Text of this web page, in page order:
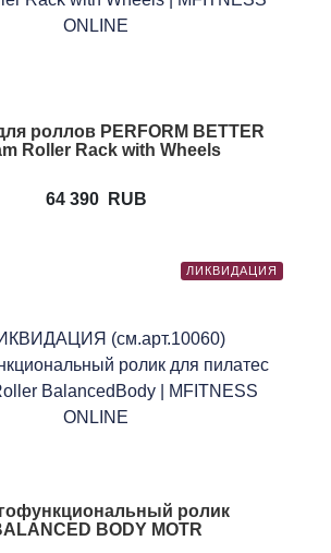
роллов PERFORM BETTER
Roller Rack with Wheels
64 390 RUB
ЛИКВИДАЦИЯ
ролик
BODY MOTR